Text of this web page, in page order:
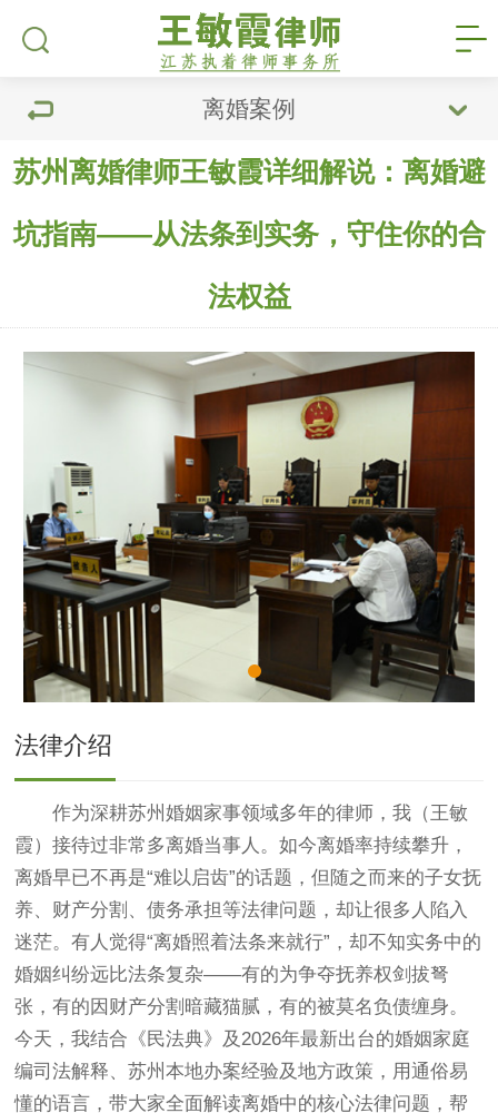
离婚案例
苏州离婚律师王敏霞详细解说：离婚避
坑指南——从法条到实务，守住你的合
法权益
法律介绍
作为深耕苏州婚姻家事领域多年的律师，我（王敏
霞）接待过非常多离婚当事人。如今离婚率持续攀升，
离婚早已不再是“难以启齿”的话题，但随之而来的子女抚
养、财产分割、债务承担等法律问题，却让很多人陷入
迷茫。有人觉得“离婚照着法条来就行”，却不知实务中的
婚姻纠纷远比法条复杂——有的为争夺抚养权剑拔弩
张，有的因财产分割暗藏猫腻，有的被莫名负债缠身。
今天，我结合《民法典》及2026年最新出台的婚姻家庭
编司法解释、苏州本地办案经验及地方政策，用通俗易
懂的语言，带大家全面解读离婚中的核心法律问题，帮